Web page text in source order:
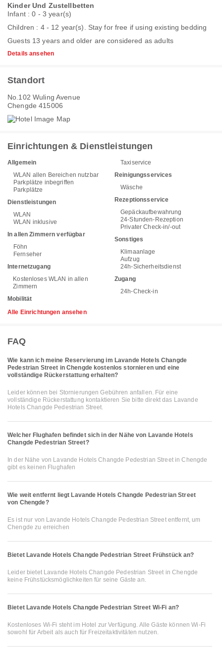
Kinder Und Zustellbetten
Infant : 0 - 3 year(s)
Children : 4 - 12 year(s). Stay for free if using existing bedding
Guests 13 years and older are considered as adults
Details ansehen
Standort
No.102 Wuling Avenue
Chengde 415006
Einrichtungen & Dienstleistungen
Allgemein
WLAN allen Bereichen nutzbar
Parkplätze inbegriffen
Parkplätze
Dienstleistungen
WLAN
WLAN inklusive
In allen Zimmern verfügbar
Föhn
Fernseher
Internetzugang
Kostenloses WLAN in allen
Zimmern
Mobilität
Taxiservice
Reinigungsservices
Wäsche
Rezeptionsservice
Gepäckaufbewahrung
24-Stunden-Rezeption
Privater Check-in/-out
Sonstiges
Klimaanlage
Aufzug
24h-Sicherheitsdienst
Zugang
24h-Check-in
Alle Einrichtungen ansehen
FAQ
Wie kann ich meine Reservierung im Lavande Hotels Changde
Pedestrian Street in Chengde kostenlos stornieren und eine
vollständige Rückerstattung erhalten?
Leider können bei Stornierungen Gebühren anfallen. Für eine
vollständige Rückerstattung kontaktieren Sie bitte direkt das Lavande
Hotels Changde Pedestrian Street.
Welcher Flughafen befindet sich in der Nähe von Lavande Hotels
Changde Pedestrian Street?
In der Nähe von Lavande Hotels Changde Pedestrian Street in Chengde
gibt es keinen Flughafen
Wie weit entfernt liegt Lavande Hotels Changde Pedestrian Street
von Chengde?
Es ist nur von Lavande Hotels Changde Pedestrian Street entfernt, um
Chengde zu erreichen
Bietet Lavande Hotels Changde Pedestrian Street Frühstück an?
Leider bietet Lavande Hotels Changde Pedestrian Street in Chengde
keine Frühstücksmöglichkeiten für seine Gäste an.
Bietet Lavande Hotels Changde Pedestrian Street Wi-Fi an?
Kostenloses Wi-Fi steht im Hotel zur Verfügung. Alle Gäste können Wi-Fi
sowohl für Arbeit als auch für Freizeitaktivitäten nutzen.